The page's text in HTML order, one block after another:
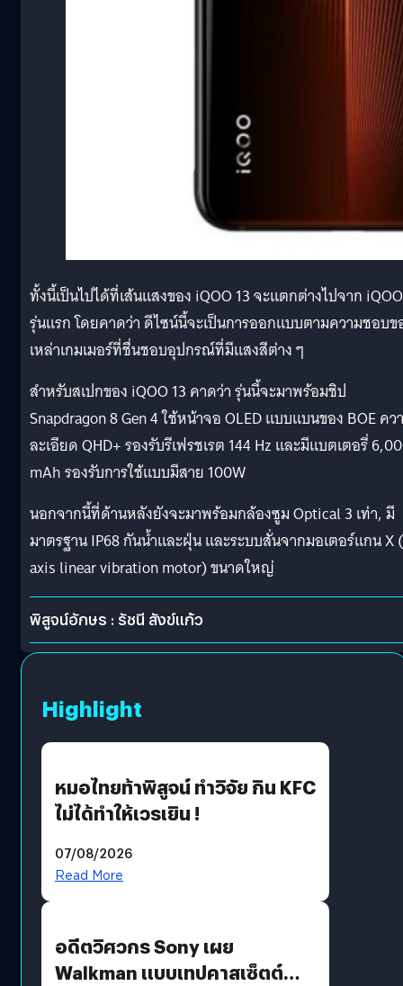
ทั้งนี้เป็นไปได้ที่เส้นแสงของ iQOO 13 จะแตกต่างไปจาก iQOO
รุ่นแรก โดยคาดว่า ดีไซน์นี้จะเป็นการออกแบบตามความชอบข
เหล่าเกมเมอร์ที่ชื่นชอบอุปกรณ์ที่มีแสงสีต่าง ๆ
สำหรับสเปกของ iQOO 13 คาดว่า รุ่นนี้จะมาพร้อมชิป
Snapdragon 8 Gen 4 ใช้หน้าจอ OLED แบบแบนของ BOE คว
ละเอียด QHD+ รองรับรีเฟรชเรต 144 Hz และมีแบตเตอรี่
mAh รองรับการใช้แบบมีสาย 100W
นอกจากนี้ที่ด้านหลังยังจะมาพร้อมกล้องซูม Optical 3 เท่า, มี
มาตรฐาน IP68 กันน้ำและฝุ่น และระบบสั่นจากมอเตอร์แกน X
axis linear vibration motor) ขนาดใหญ่
พิสูจน์อักษร : รัชนี สังข์แก้ว
Highlight
หมอไทยท้าพิสูจน์ ทำวิจัย กิน KFC
ไม่ได้ทำให้เวรเยิน !
07/08/2026
Read More
อดีตวิศวกร Sony เผย
Walkman แบบเทปคาสเซ็ตต์